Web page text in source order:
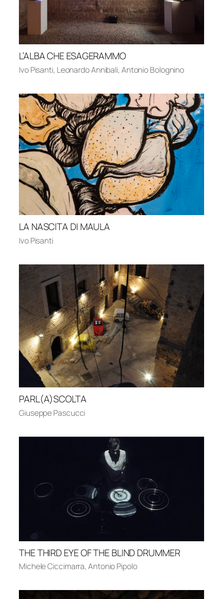
L’ALBA CHE ESAGERAMMO
Ivo Pisanti, Leonardo Annibali, Antonio Bolognino
LA NASCITA DI MAULA
Ivo Pisanti
PARL(A)SCOLTA
Giuseppe Pascucci
THE THIRD EYE OF THE BLIND DRUMMER
Michele Ciccimarra,Antonio Pipolo